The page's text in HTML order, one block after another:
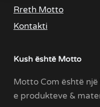
Rreth Motto
Kontakti
Kush është Motto
Motto Com është
e produkteve &